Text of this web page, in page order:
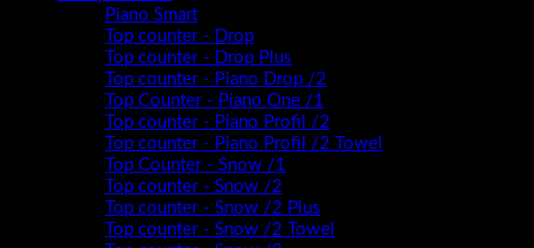
Top counter - Snow /2 Towel
Top counter - Snow /3
Top counter - Venus /1
2.-Moderni
Absolute
Cloakroom
Gamma
Grace Winner
Kiara Onix
Luxury Door
Luxury Door Drop